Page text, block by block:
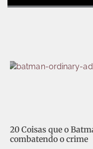
20 Coisas que o
combatendo o crime